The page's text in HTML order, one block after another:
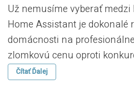
Už nemusíme vyberať
Home Assistant je dokonalé
domácnosti na
zlomkovú cenu oproti
Čítať Ďalej